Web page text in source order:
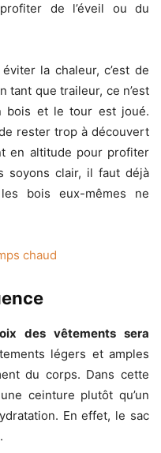
de l’éveil ou du
la chaleur, c’est de
tant que traileur, ce n’est
bois et le tour est joué.
rester trop à découvert
en altitude pour profiter
soyons clair, il faut déjà
bois eux-mêmes ne
des vêtements sera
légers et amples
du corps. Dans cette
ceinture plutôt qu’un
En effet, le sac